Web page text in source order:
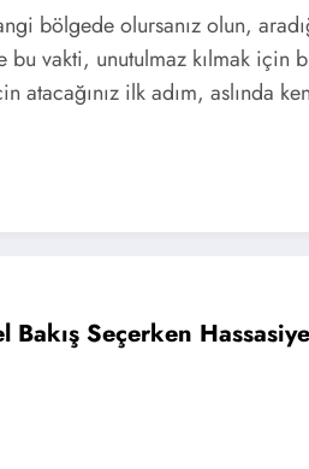
bölgede olursanız olun,
vakti, unutulmaz kılmak için
atacağınız ilk adım, aslında
Seçerken